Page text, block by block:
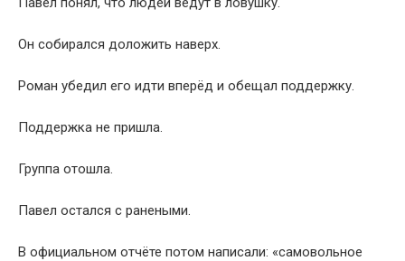
Он собирался доложить наверх.
Роман убедил его идти вперёд и обещал поддержку.
Поддержка не пришла.
Группа отошла.
Павел остался с ранеными.
В официальном отчёте потом написали: «самовольное